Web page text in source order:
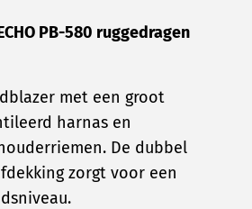
PB-580 ruggedragen
met een groot
harnas en
De dubbel
zorgt voor een